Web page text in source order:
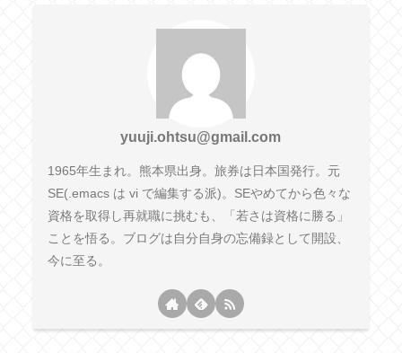
yuuji.ohtsu@gmail.com
1965年生まれ。熊本県出身。旅券は日本国発行。元
SE(.emacs は vi で編集する派)。SEやめてから色々な
資格を取得し再就職に挑むも、「若さは資格に勝る」
ことを悟る。ブログは自分自身の忘備録として開設、
今に至る。